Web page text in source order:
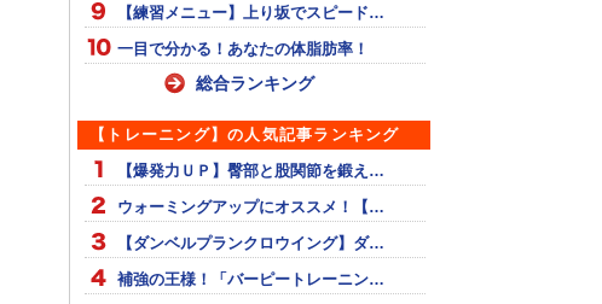
【練習メニュー】上り坂でスピード…
一目で分かる！あなたの体脂肪率！
総合ランキング
【トレーニング】の人気記事ランキング
【爆発力ＵＰ】臀部と股関節を鍛え…
ウォーミングアップにオススメ！【…
【ダンベルプランクロウイング】ダ…
補強の王様！「バーピートレーニン…